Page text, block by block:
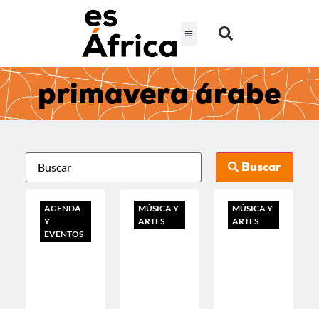
primavera árabe
Buscar
AGENDA
Y
EVENTOS
MÚSICA Y
ARTES
MÚSICA Y
ARTES